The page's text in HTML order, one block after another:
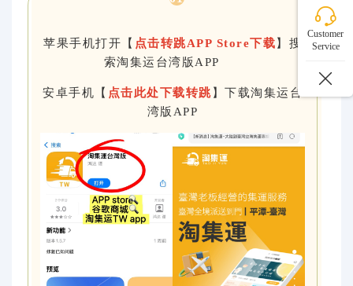
苹果手机打开【 点击转跳APP Store下载】搜
索淘集运台湾版APP
安卓手机【 点击此处下载转跳】下载淘集运台
湾版APP
Customer
Service